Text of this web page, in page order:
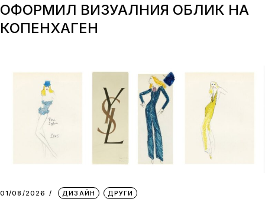
ОФОРМИЛ ВИЗУАЛНИЯ ОБЛИК НА
КОПЕНХАГЕН
01/08/2026 ДИЗАЙН ДРУГИ